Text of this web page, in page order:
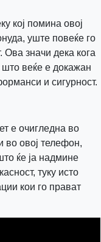
кој помина овој
уште повеќе го
Ова значи дека кога
што веќе е докажан
и сигурност.
е очигледна во
во овој телефон,
ќе ја надмине
туку исто
кои го прават